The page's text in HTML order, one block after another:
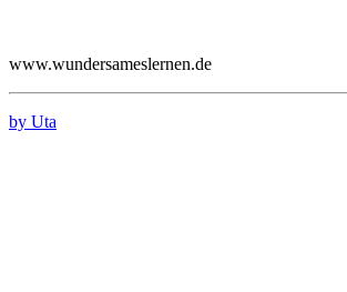
www.wundersameslernen.de
by Uta